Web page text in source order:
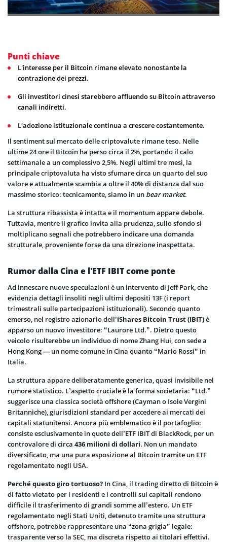
Punti chiave
L'interesse per il Bitcoin rimane elevato nonostante la
contrazione dei prezzi.
Gli investitori cinesi starebbero affluendo su Bitcoin attraverso
canali indiretti.
L'adozione istituzionale continua a crescere costantemente.
Il sentiment sul mercato delle criptovalute rimane teso. Nelle
ultime 24 ore il Bitcoin ha perso circa il 2%, portando il calo
settimanale a un complessivo 2,5%. Negli ultimi tre mesi, la
principale criptovaluta ha visto sfumare circa un quarto del suo
valore e attualmente scambia a oltre il 40% di distanza dal suo
massimo storico: tecnicamente, siamo in un bear market.
La struttura ribassista è intatta e il momentum appare debole.
Tuttavia, mentre il grafico invita alla prudenza, sullo sfondo si
moltiplicano segnali che potrebbero indicare una domanda
strutturale, proveniente forse da una direzione inaspettata.
Rumor dalla Cina e l’ETF IBIT come ponte
Ad innescare nuove speculazioni è un intervento di Jeff Park, che
evidenzia dettagli insoliti negli ultimi depositi 13F (i report
trimestrali sulle partecipazioni istituzionali). Secondo quanto
emerso, nel registro azionario dell’iShares Bitcoin Trust (IBIT)è
apparso un nuovo investitore: “Laurore Ltd.”. Dietro questo
veicolo risulterebbe un individuo di nome Zhang Hui, con sede a
Hong Kong — un nome comune in Cina quanto “Mario Rossi” in
Italia.
La struttura appare deliberatamente generica, quasi invisibile nel
rumore statistico. L’aspetto cruciale è la forma societaria: “Ltd.”
suggerisce una classica società offshore (Cayman o Isole Vergini
Britanniche), giurisdizioni standard per accedere ai mercati dei
capitali statunitensi. Ancora più emblematico è il portafoglio:
consiste esclusivamente in quote dell’ETF IBIT di BlackRock, per un
controvalore di circa 436 milioni di dollari. Non un mandato
diversificato, ma una pura esposizione al Bitcoin tramite un ETF
regolamentato negli USA.
Perché questo giro tortuoso? In Cina, il trading diretto di Bitcoin è
di fatto vietato per i residenti e i controlli sui capitali rendono
difficile il trasferimento di grandi somme all’estero. Un ETF
regolamentato negli Stati Uniti, detenuto tramite una struttura
offshore, potrebbe rappresentare una “zona grigia” legale:
trasparente verso la SEC, ma discreta rispetto ai titolari effettivi.